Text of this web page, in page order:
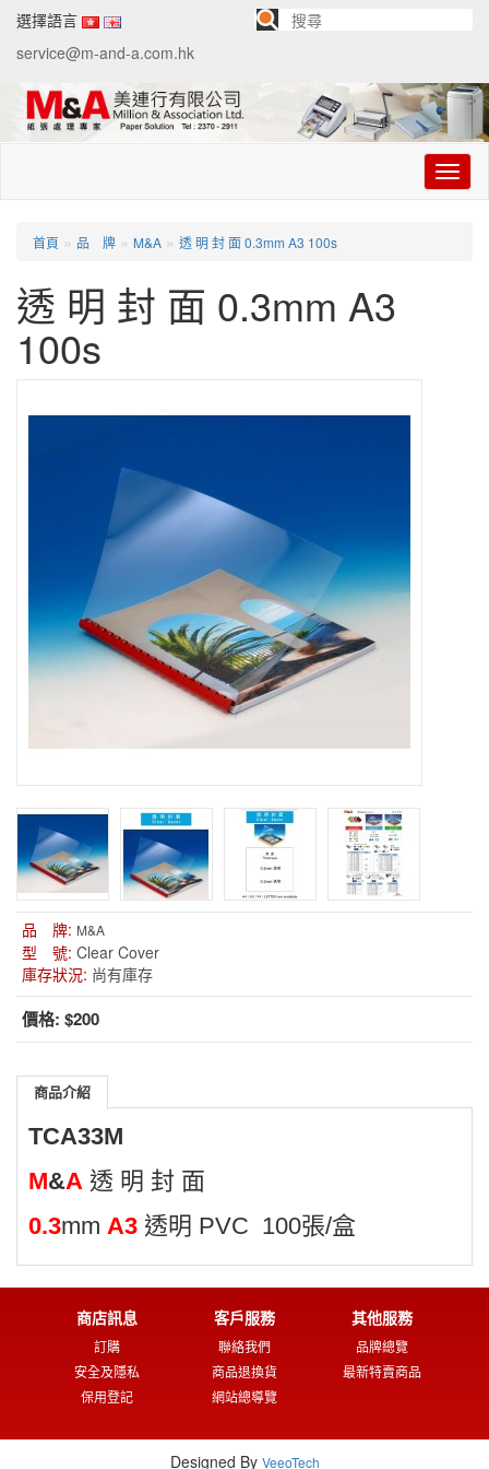
選擇語言
service@m-and-a.com.hk
切
换
首頁 » 品 牌 » M&A » 透 明 封 面 0.3mm A3 100s
透 明 封 面 0.3mm A3
100s
品 牌: M&A
型 號: Clear Cover
庫存狀況: 尚有庫存
價格: $200
商品介紹
TCA33M
M&A 透 明 封 面
0.3mm A3 透明 PVC 100張/盒
商店訊息
訂購
安全及隱私
保用登記
客戶服務
聯絡我們
商品退換貨
網站總導覽
其他服務
品牌總覽
最新特賣商品
Designed By VeeoTech